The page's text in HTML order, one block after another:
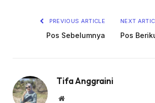
PREVIOUS ARTICLE
Pos Sebelumnya
NEXT
Pos
Tifa Anggraini
Website